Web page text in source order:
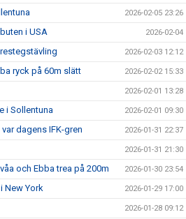
2026-02-05 23:26
i USA 2026-02-04
2026-02-03 12:12
ryck på 60m slätt 2026-02-02 15:33
2026-02-01 13:28
i Sollentuna 2026-02-01 09:30
dagens IFK-gren 2026-01-31 22:37
2026-01-31 21:30
och Ebba trea på 200m 2026-01-30 23:54
New York 2026-01-29 17:00
2026-01-28 09:12